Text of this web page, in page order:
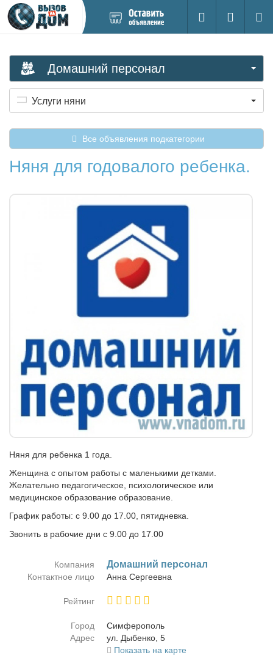
новое
Поиск
Вход на
Домашний персонал
Услуги няни
Все объявления подкатегории
Няня для годовалого ребенка.
Няня для ребенка 1 года.
Женщина с опытом работы с маленькими детками.
Желательно педагогическое, психологическое или
медицинское образование образование.
График работы: с 9.00 до 17.00, пятидневка.
Звонить в рабочие дни с 9.00 до 17.00
Компания До­маш­ний пер­со­нал
Контактное лицо Ан­на Сер­ге­ев­на
Рейтинг
Город
Сим­фе­ро­поль
Адрес
ул. Ды­бен­ко, 5
Показать на карте